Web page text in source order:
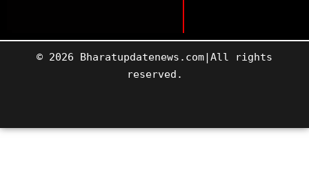
© 2026 Bharatupdatenews.com|All rights
reserved.